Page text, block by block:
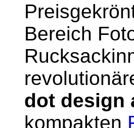
Bereich
dot design
kompakten